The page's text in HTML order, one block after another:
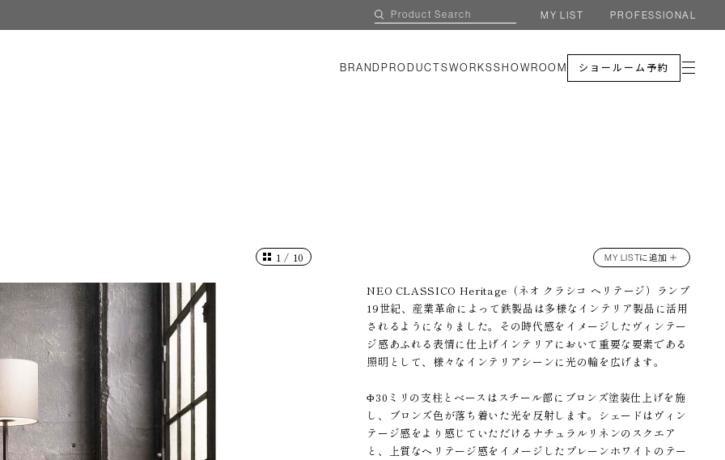
MY LIST PROFESSIONAL
BRAND PRODUCTSWORKSSHOWROOM ショールーム予約
1 / 10 MY LISTに追加 ＋
NEO CLASSICO Heritage（ネオ クラシコ ヘリテージ）ランプ
19世紀、産業革命によって鉄製品は多様なインテリア製品に活用
されるようになりました。その時代感をイメージしたヴィンテー
ジ感あふれる表情に仕上げインテリアにおいて重要な要素である
照明として、様々なインテリアシーンに光の輪を広げます。
Φ30ミリの支柱とベースはスチール部にブロンズ塗装仕上げを施
し、ブロンズ色が落ち着いた光を反射します。シェードはヴィン
テージ感をより感じていただけるナチュラルリネンのスクエア
と、上質なヘリテージ感をイメージしたプレーンホワイトのテー